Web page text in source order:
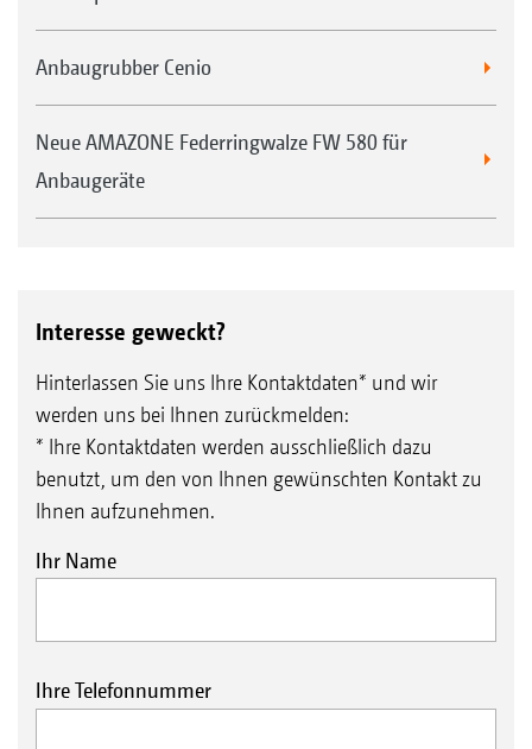
Anbaugrubber Cenio
Neue AMAZONE Federringwalze FW 580 für
Anbaugeräte
Interesse geweckt?
Hinterlassen Sie uns Ihre Kontaktdaten* und wir
werden uns bei Ihnen zurückmelden:
* Ihre Kontaktdaten werden ausschließlich dazu
benutzt, um den von Ihnen gewünschten Kontakt zu
Ihnen aufzunehmen.
Ihr Name
Ihre Telefonnummer